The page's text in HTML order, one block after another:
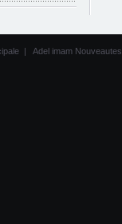
| Adel imam Nouveautes